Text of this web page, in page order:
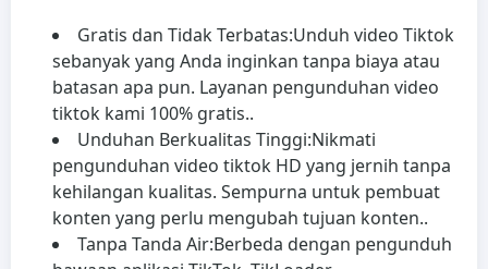
Gratis dan Tidak Terbatas:Unduh video Tiktok
sebanyak yang Anda inginkan tanpa biaya atau
batasan apa pun. Layanan pengunduhan video
tiktok kami 100% gratis..
Unduhan Berkualitas Tinggi:Nikmati
pengunduhan video tiktok HD yang jernih tanpa
kehilangan kualitas. Sempurna untuk pembuat
konten yang perlu mengubah tujuan konten..
Tanpa Tanda Air:Berbeda dengan pengunduh